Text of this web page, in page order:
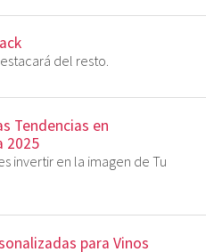
del resto.
Tendencias en
2025
invertir en la imagen de Tu
para Vinos